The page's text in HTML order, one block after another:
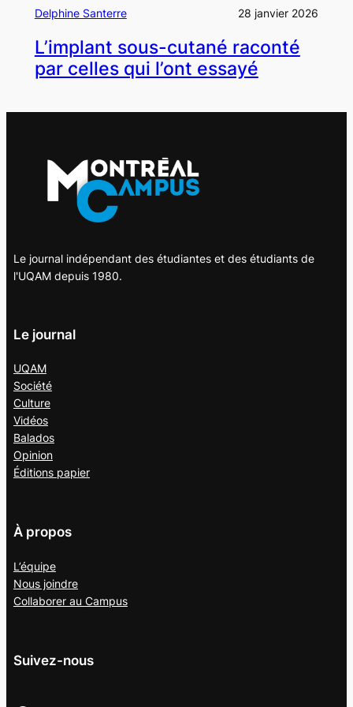
Delphine Santerre 28 janvier 2026
L’implant sous-cutané raconté
par celles qui l’ont essayé
Le journal indépendant des étudiantes et des étudiants de
l'UQAM depuis 1980.
Le journal
UQAM
Société
Culture
Vidéos
Balados
Opinion
Éditions papier
À propos
L’équipe
Nous joindre
Collaborer au Campus
Suivez-nous